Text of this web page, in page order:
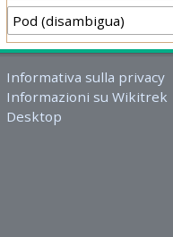
Informativa sulla privacy
Informazioni su Wikitrek
Desktop